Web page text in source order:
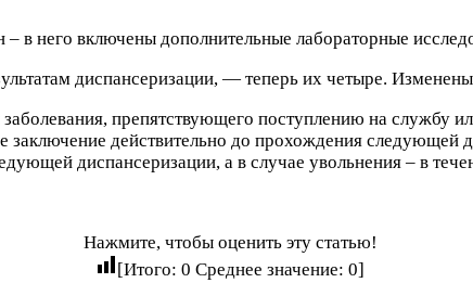
в него включены дополнительные лабораторные
диспансеризации, — теперь их четыре.
препятствующего поступлению на службу
действительно до прохождения следующей
диспансеризации, а в случае увольнения – в
Нажмите, чтобы оценить эту статью!
[Итого: 0 Среднее значение: 0]